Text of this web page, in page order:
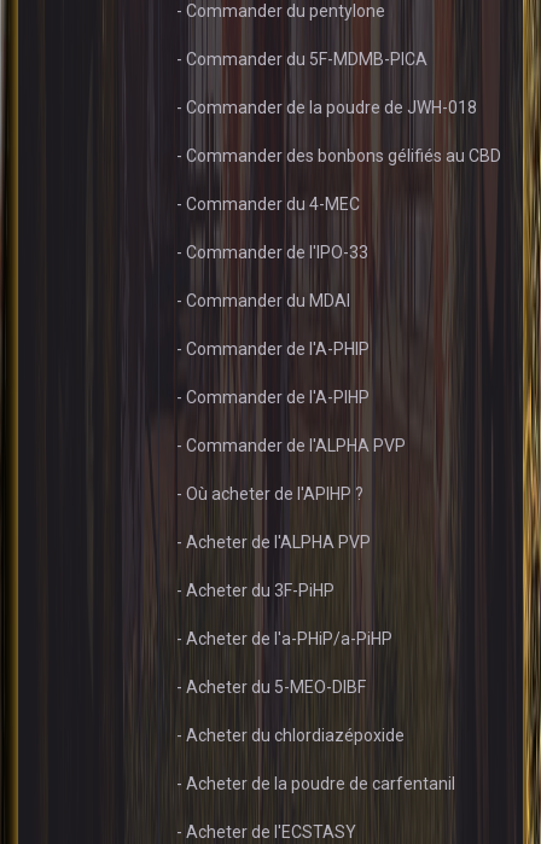
- Commander du pentylone
- Commander du 5F-MDMB-PICA
- Commander de la poudre de JWH-018
- Commander des bonbons gélifiés au CBD
- Commander du 4-MEC
- Commander de l'IPO-33
- Commander du MDAI
- Commander de l'A-PHIP
- Commander de l'A-PIHP
- Commander de l'ALPHA PVP
- Où acheter de l'APIHP ?
- Acheter de l'ALPHA PVP
- Acheter du 3F-PiHP
- Acheter de l'a-PHiP/a-PiHP
- Acheter du 5-MEO-DIBF
- Acheter du chlordiazépoxide
- Acheter de la poudre de carfentanil
- Acheter de l'ECSTASY